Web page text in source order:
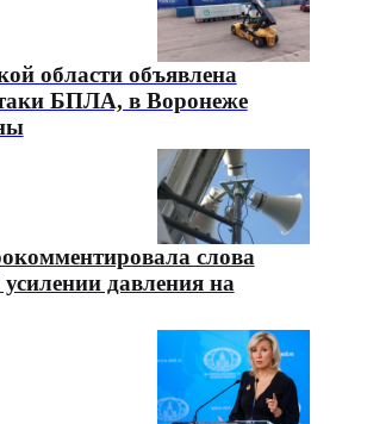
области объявлена
БПЛА, в Воронеже
слова
давления на